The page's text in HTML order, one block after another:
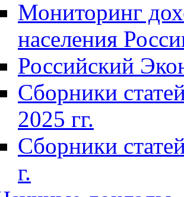
Мониторинг
населения
Российский
Сборники
2025 гг.
Сборники
г.